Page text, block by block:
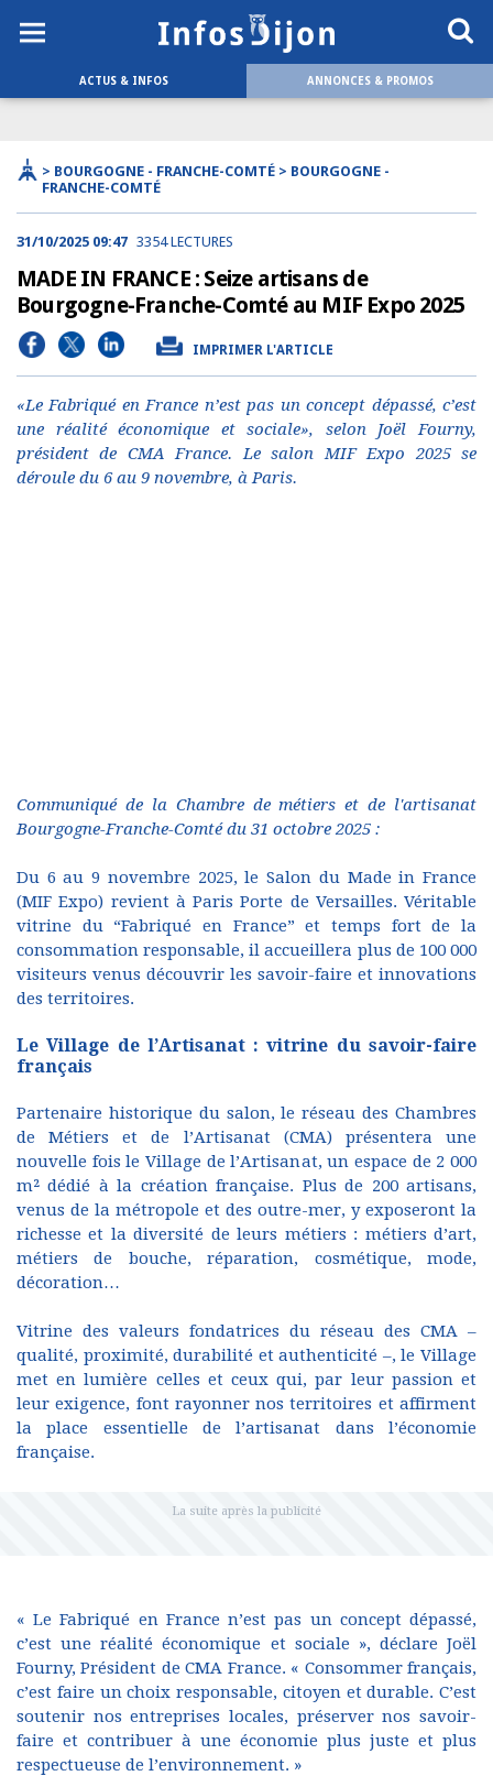
ACTUS & INFOS ANNONCES & PROMOS
> BOURGOGNE - FRANCHE-COMTÉ > BOURGOGNE -
FRANCHE-COMTÉ
31/10/2025 09:47 3354 LECTURES
MADE IN FRANCE : Seize artisans de
Bourgogne-Franche-Comté au MIF Expo 2025
IMPRIMER L'ARTICLE
«Le Fabriqué en France n’est pas un concept dépassé, c’est
une réalité économique et sociale», selon Joël Fourny,
président de CMA France. Le salon MIF Expo 2025 se
déroule du 6 au 9 novembre, à Paris.
Communiqué de la Chambre de métiers et de l'artisanat
Bourgogne-Franche-Comté du 31 octobre 2025 :
Du 6 au 9 novembre 2025, le Salon du Made in France
(MIF Expo) revient à Paris Porte de Versailles. Véritable
vitrine du “Fabriqué en France” et temps fort de la
consommation responsable, il accueillera plus de 100 000
visiteurs venus découvrir les savoir-faire et innovations
des territoires.
Le Village de l’Artisanat : vitrine du savoir-faire
français
Partenaire historique du salon, le réseau des Chambres
de Métiers et de l’Artisanat (CMA) présentera une
nouvelle fois le Village de l’Artisanat, un espace de 2 000
m² dédié à la création française. Plus de 200 artisans,
venus de la métropole et des outre-mer, y exposeront la
richesse et la diversité de leurs métiers : métiers d’art,
métiers de bouche, réparation, cosmétique, mode,
décoration…
Vitrine des valeurs fondatrices du réseau des CMA –
qualité, proximité, durabilité et authenticité –, le Village
met en lumière celles et ceux qui, par leur passion et
leur exigence, font rayonner nos territoires et affirment
la place essentielle de l’artisanat dans l’économie
française.
« Le Fabriqué en France n’est pas un concept dépassé,
c’est une réalité économique et sociale », déclare Joël
Fourny, Président de CMA France. « Consommer français,
c’est faire un choix responsable, citoyen et durable. C’est
soutenir nos entreprises locales, préserver nos savoir-
faire et contribuer à une économie plus juste et plus
respectueuse de l’environnement. »